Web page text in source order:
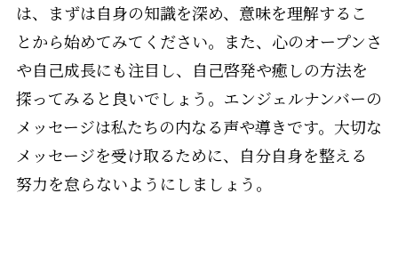
は、まずは自身の知識を深め、意味を理解するこ
とから始めてみてください。また、心のオープンさ
や自己成長にも注目し、自己啓発や癒しの方法を
探ってみると良いでしょう。エンジェルナンバーの
メッセージは私たちの内なる声や導きです。大切な
メッセージを受け取るために、自分自身を整える
努力を怠らないようにしましょう。